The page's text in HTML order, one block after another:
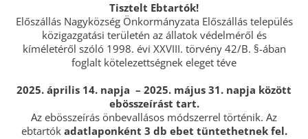
Tisztelt Ebtartók!
Előszállás Nagyközség Önkormányzata Előszállás település
közigazgatási területén az állatok védelméről és
kíméletéről szóló 1998. évi XXVIII. törvény 42/B. §-ában
foglalt kötelezettségnek eleget téve
2025. április 14. napja – 2025. május 31. napja között
ebösszeírást tart.
Az ebösszeírás önbevallásos módszerrel történik. Az
ebtartók adatlaponként 3 db ebet tüntethetnek fel.